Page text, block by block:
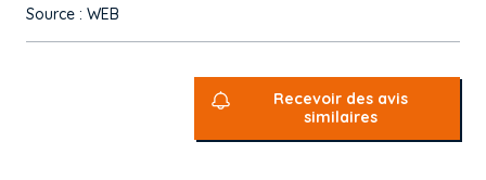
Source : WEB
Recevoir des avis
similaires